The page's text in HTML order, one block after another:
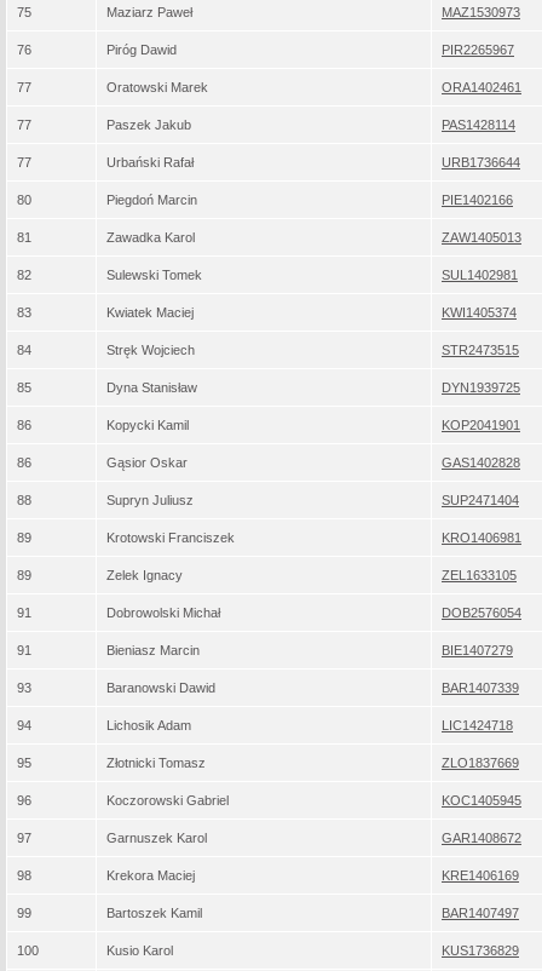
75 Maziarz Paweł MAZ1530973
76 Piróg Dawid PIR2265967
77 Oratowski Marek ORA1402461
77 Paszek Jakub PAS1428114
77 Urbański Rafał URB1736644
80 Piegdoń Marcin PIE1402166
81 Zawadka Karol ZAW1405013
82 Sulewski Tomek SUL1402981
83 Kwiatek Maciej KWI1405374
84 Stręk Wojciech STR2473515
85 Dyna Stanisław DYN1939725
86 Kopycki Kamil KOP2041901
86 Gąsior Oskar GAS1402828
88 Supryn Juliusz SUP2471404
89 Krotowski Franciszek KRO1406981
89 Zelek Ignacy ZEL1633105
91 Dobrowolski Michał DOB2576054
91 Bieniasz Marcin BIE1407279
93 Baranowski Dawid BAR1407339
94 Lichosik Adam LIC1424718
95 Złotnicki Tomasz ZLO1837669
96 Koczorowski Gabriel KOC1405945
97 Garnuszek Karol GAR1408672
98 Krekora Maciej KRE1406169
99 Bartoszek Kamil BAR1407497
100 Kusio Karol KUS1736829